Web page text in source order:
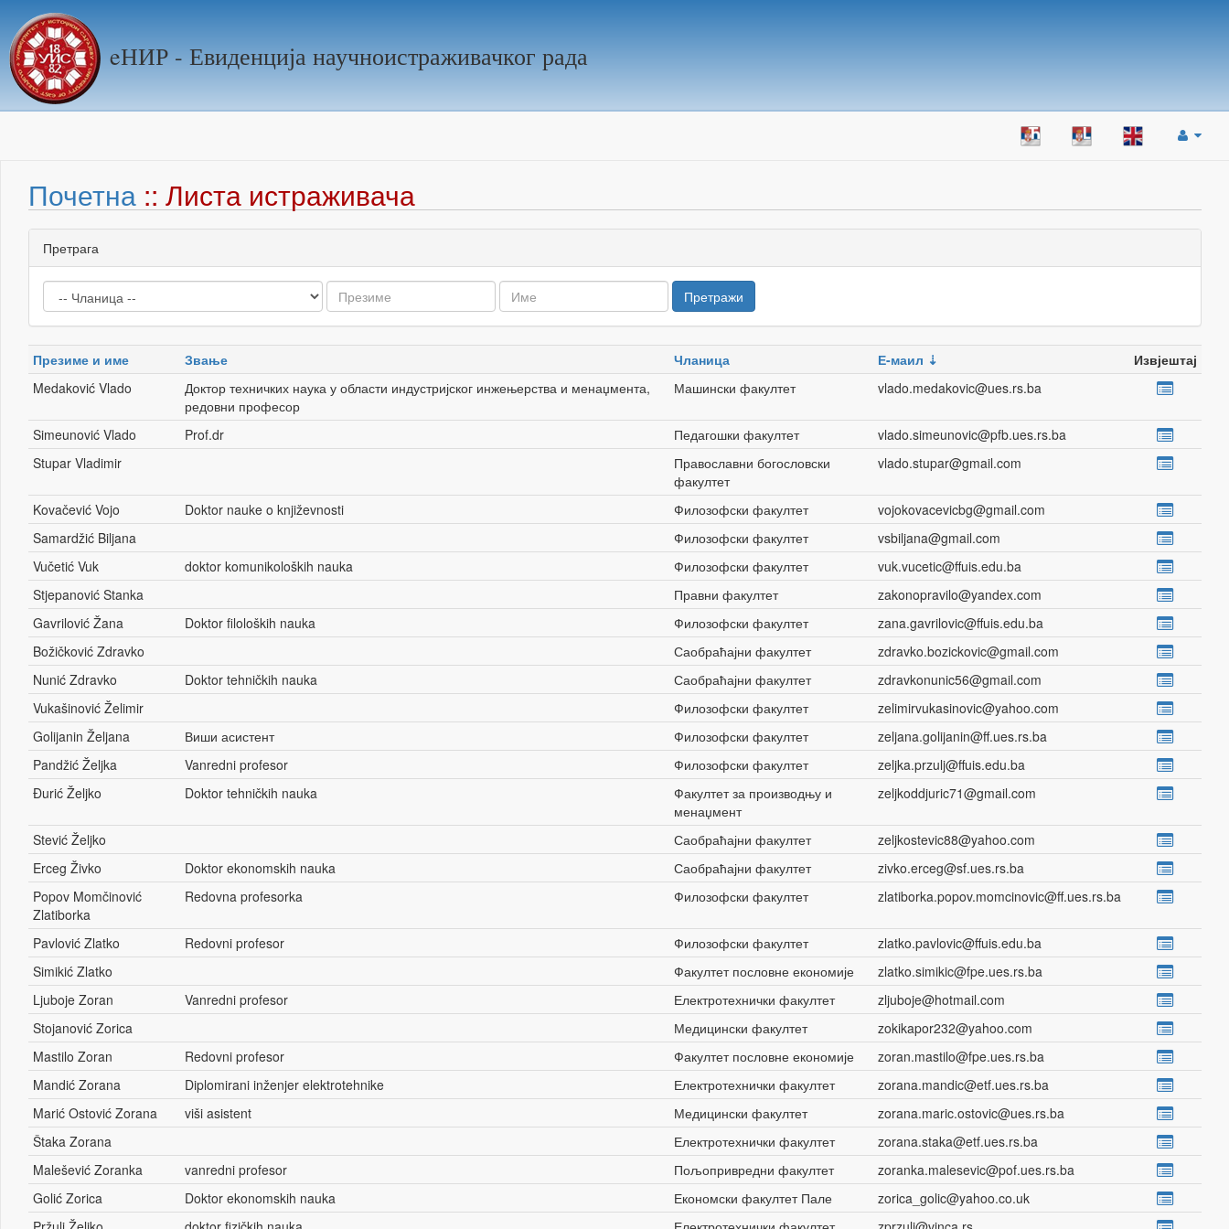
eНИР - Евиденција научноистраживачког рада
Почетна :: Листа истраживача
Претрага
Презиме и име Звање Чланица Е-маил
Извјештај
Medaković Vlado
Доктор техничких наука у области индустријског инжењерства и менаџмента,
редовни професор
Машински факултет vlado.medakovic@ues.rs.ba
Simeunović Vlado Prof.dr Педагошки факултет
vlado.simeunovic@pfb.ues.rs.ba
Stupar Vladimir
Православни богословски
факултет
vlado.stupar@gmail.com
Kovačević Vojo Doktor nauke o književnosti Филозофски факултет
vojokovacevicbg@gmail.com
Samardžić Biljana
Филозофски факултет
vsbiljana@gmail.com
Vučetić Vuk
doktor komunikoloških nauka Филозофски факултет
vuk.vucetic@ffuis.edu.ba
Stjepanović Stanka
Правни факултет
zakonopravilo@yandex.com
Gavrilović Žana
Doktor filoloških nauka Филозофски факултет
zana.gavrilovic@ffuis.edu.ba
Božičković Zdravko
Саобраћајни факултет
zdravko.bozickovic@gmail.com
Nunić Zdravko
Doktor tehničkih nauka Саобраћајни факултет
zdravkonunic56@gmail.com
Vukašinović Želimir
Филозофски факултет
zelimirvukasinovic@yahoo.com
Golijanin Željana
Виши асистент Филозофски факултет
zeljana.golijanin@ff.ues.rs.ba
Pandžić Željka
Vanredni profesor Филозофски факултет
zeljka.przulj@ffuis.edu.ba
Đurić Željko
Doktor tehničkih nauka
Факултет за производњу и
менаџмент
zeljkoddjuric71@gmail.com
Stević Željko Саобраћајни факултет
zeljkostevic88@yahoo.com
Erceg Živko
Doktor ekonomskih nauka Саобраћајни факултет
zivko.erceg@sf.ues.rs.ba
Popov Momčinović
Zlatiborka
Redovna profesorka Филозофски факултет zlatiborka.popov.momcinovic@ff.ues.rs.ba
Pavlović Zlatko Redovni profesor Филозофски факултет
zlatko.pavlovic@ffuis.edu.ba
Simikić Zlatko
Факултет пословне економије
zlatko.simikic@fpe.ues.rs.ba
Ljuboje Zoran
Vanredni profesor Електротехнички факултет
zljuboje@hotmail.com
Stojanović Zorica
Медицински факултет
zokikapor232@yahoo.com
Mastilo Zoran
Redovni profesor Факултет пословне економије
zoran.mastilo@fpe.ues.rs.ba
Mandić Zorana
Diplomirani inženjer elektrotehnike Електротехнички факултет
zorana.mandic@etf.ues.rs.ba
Marić Ostović Zorana
viši asistent Медицински факултет
zorana.maric.ostovic@ues.rs.ba
Štaka Zorana
Електротехнички факултет
zorana.staka@etf.ues.rs.ba
Malešević Zoranka
vanredni profesor Пољопривредни факултет
zoranka.malesevic@pof.ues.rs.ba
Golić Zorica
Doktor ekonomskih nauka Економски факултет Пале
zorica_golic@yahoo.co.uk